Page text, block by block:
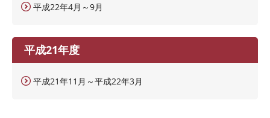
平成22年4月～9月
平成21年度
平成21年11月～平成22年3月